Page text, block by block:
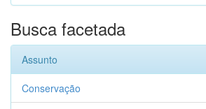
Busca facetada
Assunto
Conservação